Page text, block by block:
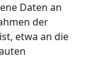
Daten an
der
etwa an die